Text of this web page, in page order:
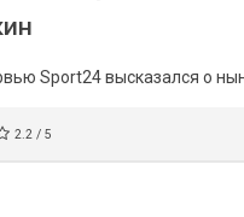
Sport24 высказался о
2.2 / 5